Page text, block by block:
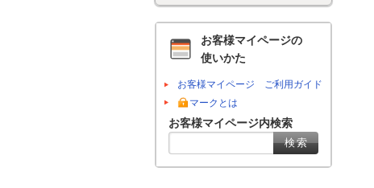
お客様マイページの
使いかた
お客様マイページ ご利用ガイド
マークとは
お客様マイページ内検索